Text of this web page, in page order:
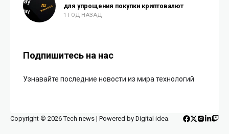
для упрощения покупки криптовалют
1 ГОД НАЗАД
Подпишитесь на нас
Узнавайте последние новости из мира технологий
Copyright © 2026 Tech news | Powered by Digital idea.